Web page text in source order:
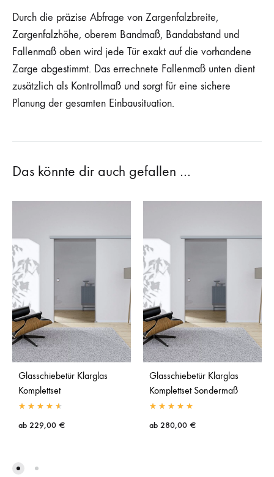
Durch die präzise Abfrage von Zargenfalzbreite,
Zargenfalzhöhe, oberem Bandmaß, Bandabstand und
Fallenmaß oben wird jede Tür exakt auf die vorhandene
Zarge abgestimmt. Das errechnete Fallenmaß unten dient
zusätzlich als Kontrollmaß und sorgt für eine sichere
Planung der gesamten Einbausituation.
Das könnte dir auch gefallen …
Glasschiebetür Klarglas
Komplettset
ab 229,00 €
Glasschiebetür Klarglas
Komplettset Sondermaß
ab 280,00 €